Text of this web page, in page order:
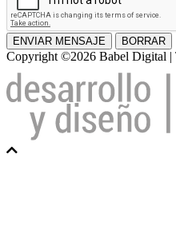
ENVIAR MENSAJE BORRAR
Copyright ©2026 Babel Digital |